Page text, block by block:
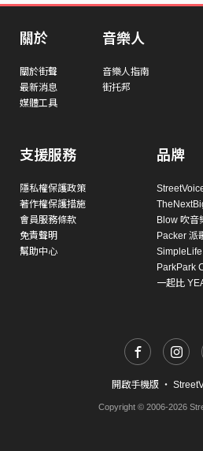
關於
關於街聲
最新消息
媒體工具
音樂人
音樂人指南
街托邦
支援服務
隱私權保護政策
著作權保護措施
會員服務條款
免責聲明
幫助中心
品牌
Blow 吹音
Packer 派
ParkPark
一起比
開啟手機版 ・
Copyright © 2006-2026